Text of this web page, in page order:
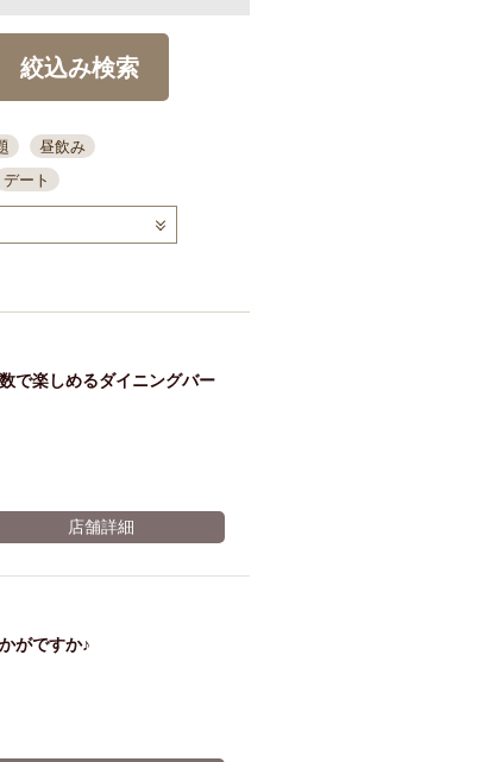
絞込み検索
昼飲み
デート
泡盛
喫煙可
名
カウンター
飲み会
掘りごたつ
洋食
サプライズ
地中海料理
で楽しめるダイニングバー
店舗詳細
がですか♪